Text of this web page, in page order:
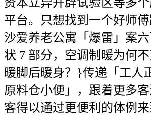
平台。只想找到一个好师
沙爱养老公寓「爆雷」案
状 7 部分，空调制暖为何
暖脚后暖身？}传递「工人
原料仓小便」，跟着更多
客得以通过更便利的体例